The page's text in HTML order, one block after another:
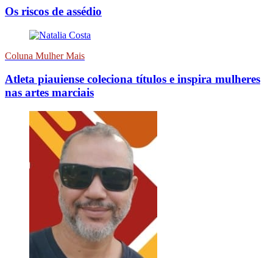
Os riscos de assédio
Coluna Mulher Mais
Atleta piauiense coleciona títulos e inspira mulheres
nas artes marciais